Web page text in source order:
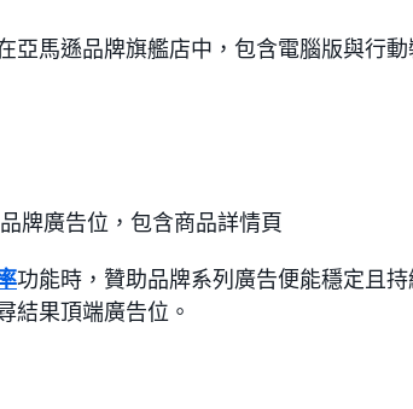
亞馬遜品牌旗艦店中，包含電腦版與行
牌廣告位，包含商品詳情頁
功能時，贊助品牌系列廣告便能穩定且
結果頂端廣告位。